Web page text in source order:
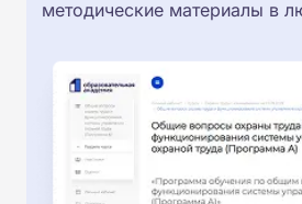
методические материалы в